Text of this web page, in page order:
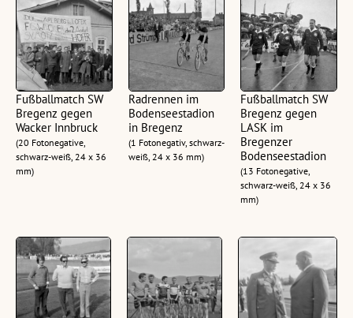
Fußballmatch SW
Bregenz gegen
Wacker Innbruck
(20 Fotonegative,
schwarz-weiß, 24 x 36
mm)
Radrennen im
Bodenseestadion
in Bregenz
(1 Fotonegativ, schwarz-
weiß, 24 x 36 mm)
Fußballmatch SW
Bregenz gegen
LASK im
Bregenzer
Bodenseestadion
(13 Fotonegative,
schwarz-weiß, 24 x 36
mm)